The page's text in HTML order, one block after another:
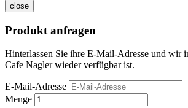
close
Produkt anfragen
Hinterlassen Sie ihre E-Mail-Adresse und wir
Cafe Nagler wieder verfügbar ist.
E-Mail-Adresse
Menge